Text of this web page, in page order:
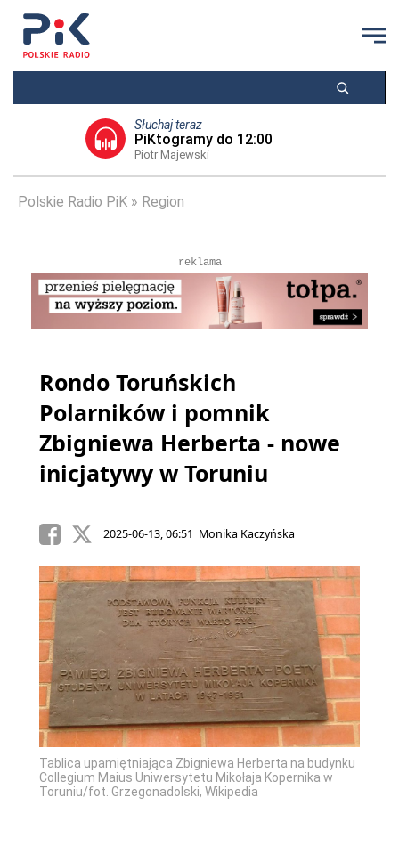
Słuchaj teraz
PiKtogramy do 12:00
Piotr Majewski
Polskie Radio PiK Region
reklama
Rondo Toruńskich
Polarników i pomnik
Zbigniewa Herberta - nowe
inicjatywy w Toruniu
2025-06-13, 06:51 Monika Kaczyńska
Tablica upamiętniająca Zbigniewa Herberta na budynku
Collegium Maius Uniwersytetu Mikołaja Kopernika w
Toruniu/fot. Grzegonadolski, Wikipedia